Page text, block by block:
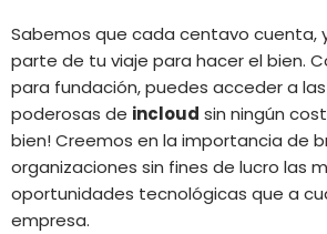
Sabemos que cada centavo cuenta,
parte de tu viaje para hacer el bien.
para fundación, puedes acceder a
poderosas de incloud sin ningún
bien! Creemos en la importancia de
organizaciones sin fines de lucro las
oportunidades tecnológicas que a
empresa.